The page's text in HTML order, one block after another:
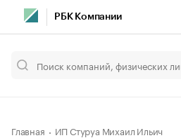
РБК Компании
Главная ИП Стуруа Михаил Ильич